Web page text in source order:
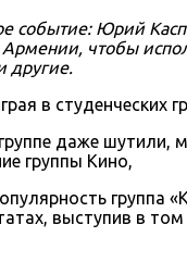
событие: Юрий
чтобы
другие.
в студенческих
даже
группы Кино,
группа
выступив в том